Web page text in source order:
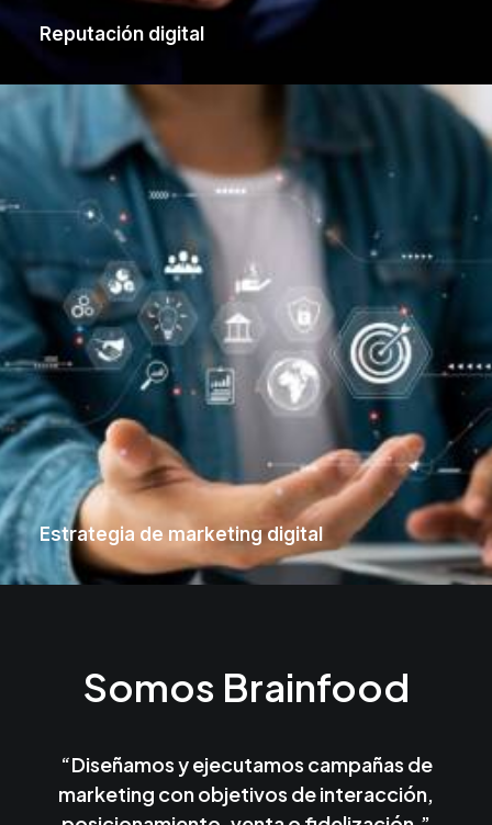
Reputación digital
Estrategia de marketing digital
Somos Brainfood
“Diseñamos y ejecutamos campañas de
marketing con objetivos de interacción,